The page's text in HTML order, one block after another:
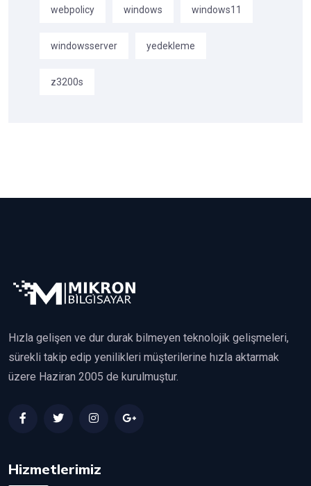
webpolicy windows windows11
windowsserver yedekleme
z3200s
Hızla gelişen ve dur durak bilmeyen teknolojik gelişmeleri,
sürekli takip edip yenilikleri müşterilerine hızla aktarmak
üzere Haziran 2005 de kurulmuştur.
Hizmetlerimiz